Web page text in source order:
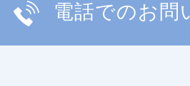
電話でのお問